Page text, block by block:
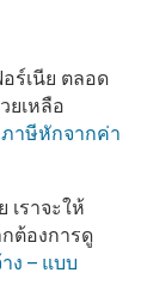
ร์เนีย ตลอด
ยเหลือ
ภาษีหักจากค่า
เราจะให้
ต้องการดู
ง – แบบ